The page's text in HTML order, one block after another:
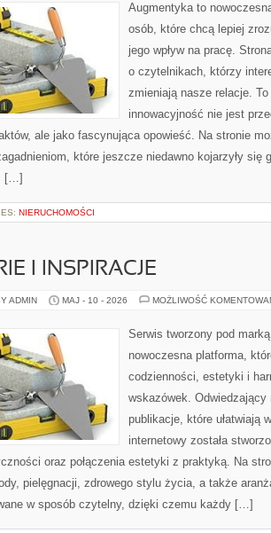
Augmentyka to
osób, które chcą lepiej
jego wpływ na pracę.
o czytelnikach, którzy
zmieniają nasze relacje.
innowacyjność nie jest
ale jako fascynująca opowieść. Na stronie
które jeszcze niedawno kojarzyły się
[…]
NIERUCHOMOŚCI
I INSPIRACJE
ADMIN MAJ - 10 - 2026 MOŻLIWOŚĆ
Serwis tworzony pod
nowoczesna platforma,
codzienności, estetyki i
wskazówek.
publikacje, które ułatwiają
internetowy została
oraz połączenia estetyki z praktyką. Na
pielęgnacji, zdrowego stylu życia, a także
w sposób czytelny, dzięki czemu każdy […]